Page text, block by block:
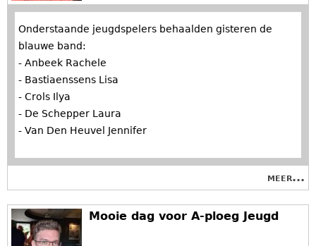
Onderstaande jeugdspelers behaalden gisteren de
blauwe band:
- Anbeek Rachele
- Bastiaenssens Lisa
- Crols Ilya
- De Schepper Laura
- Van Den Heuvel Jennifer
meer...
Mooie dag voor A-ploeg Jeugd